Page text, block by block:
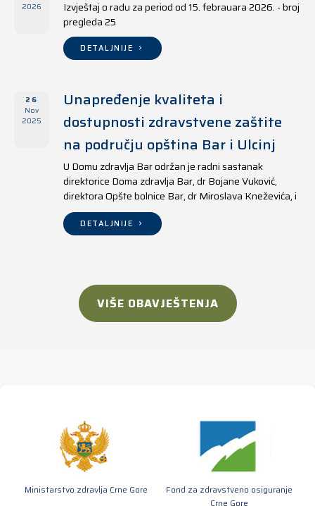
2026
Izvještaj o radu za period od 15. febrauara 2026. - broj
pregleda 25
DETALJNIJE
26
Nov
2025
Unapređenje kvaliteta i
dostupnosti zdravstvene zaštite
na području opština Bar i Ulcinj
U Domu zdravlja Bar održan je radni sastanak
direktorice Doma zdravlja Bar, dr Bojane Vuković,
direktora Opšte bolnice Bar, dr Miroslava Kneževića, i
direktora Doma zdravlja Ulcinj, Kreshnika Mustafe.
DETALJNIJE
VIŠE OBAVJEŠTENJA
Ministarstvo zdravlja Crne Gore
Fond za zdravstveno osiguranje
Crne Gore